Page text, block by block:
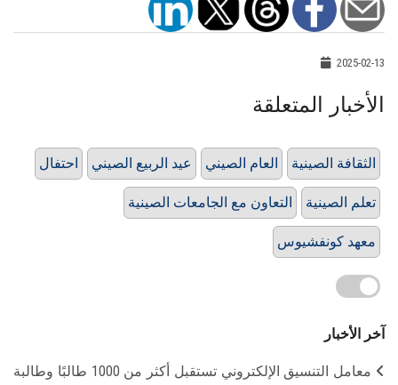
2025-02-13
الأخبار المتعلقة
احتفال عيد الربيع الصيني العام الصيني الثقافة الصينية
التعاون مع الجامعات الصينية تعلم الصينية
معهد كونفشيوس
آخر الأخبار
معامل التنسيق الإلكتروني تستقبل أكثر من 1000 طالبًا وطالبة